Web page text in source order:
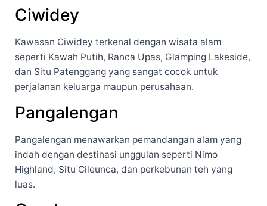
Ciwidey
Kawasan Ciwidey terkenal dengan wisata alam
seperti Kawah Putih, Ranca Upas, Glamping Lakeside,
dan Situ Patenggang yang sangat cocok untuk
perjalanan keluarga maupun perusahaan.
Pangalengan
Pangalengan menawarkan pemandangan alam yang
indah dengan destinasi unggulan seperti Nimo
Highland, Situ Cileunca, dan perkebunan teh yang
luas.